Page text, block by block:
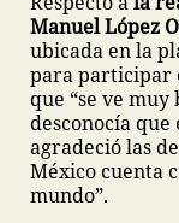
Manuel López
ubicada en la
para participar
que “se ve muy
desconocía
agradeció las
México cuenta
mundo”.